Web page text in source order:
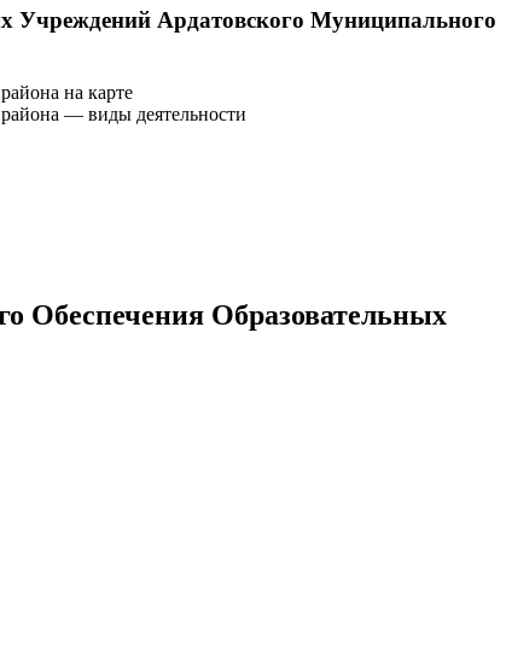
Учреждений Ардатовского Муниципального
на карте
— виды деятельности
Обеспечения Образовательных